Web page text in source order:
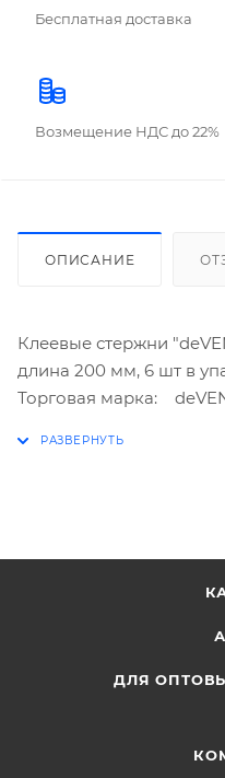
Бесплатная доставка
Возмещение НДС до 22%
ОПИСАНИЕ
Клеевые стержни
длина 200 мм, 6 шт в
Торговая марка:
ДЛЯ